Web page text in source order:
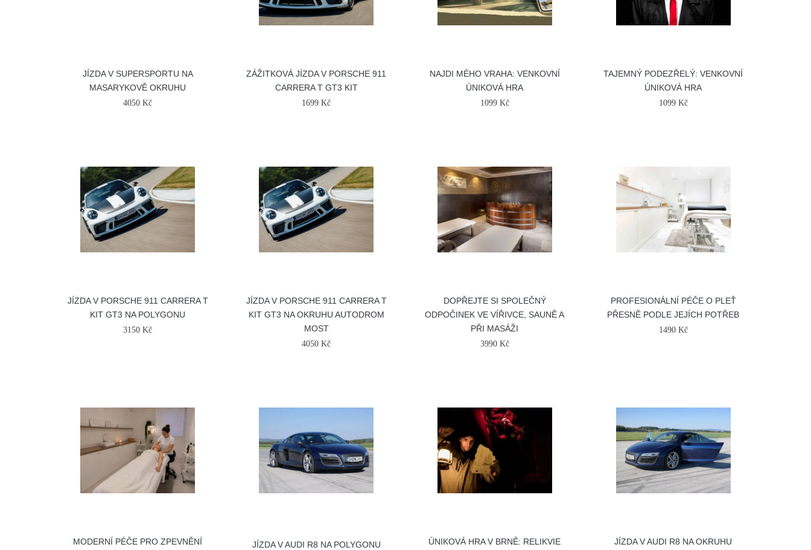
JÍZDA V SUPERSPORTU NA
MASARYKOVĚ OKRUHU
4050 Kč
ZÁŽITKOVÁ JÍZDA V PORSCHE 911
CARRERA T GT3 KIT
1699 Kč
NAJDI MÉHO VRAHA: VENKOVNÍ
ÚNIKOVÁ HRA
1099 Kč
TAJEMNÝ PODEZŘELÝ: VENKOVNÍ
ÚNIKOVÁ HRA
1099 Kč
JÍZDA V PORSCHE 911 CARRERA T
KIT GT3 NA POLYGONU
3150 Kč
JÍZDA V PORSCHE 911 CARRERA T
KIT GT3 NA OKRUHU AUTODROM
MOST
4050 Kč
DOPŘEJTE SI SPOLEČNÝ
ODPOČINEK VE VÍŘIVCE, SAUNĚ A
PŘI MASÁŽI
3990 Kč
PROFESIONÁLNÍ PÉČE O PLEŤ
PŘESNĚ PODLE JEJÍCH POTŘEB
1490 Kč
MODERNÍ PÉČE PRO ZPEVNĚNÍ
JÍZDA V AUDI R8 NA POLYGONU
ÚNIKOVÁ HRA V BRNĚ: RELIKVIE
JÍZDA V AUDI R8 NA OKRUHU